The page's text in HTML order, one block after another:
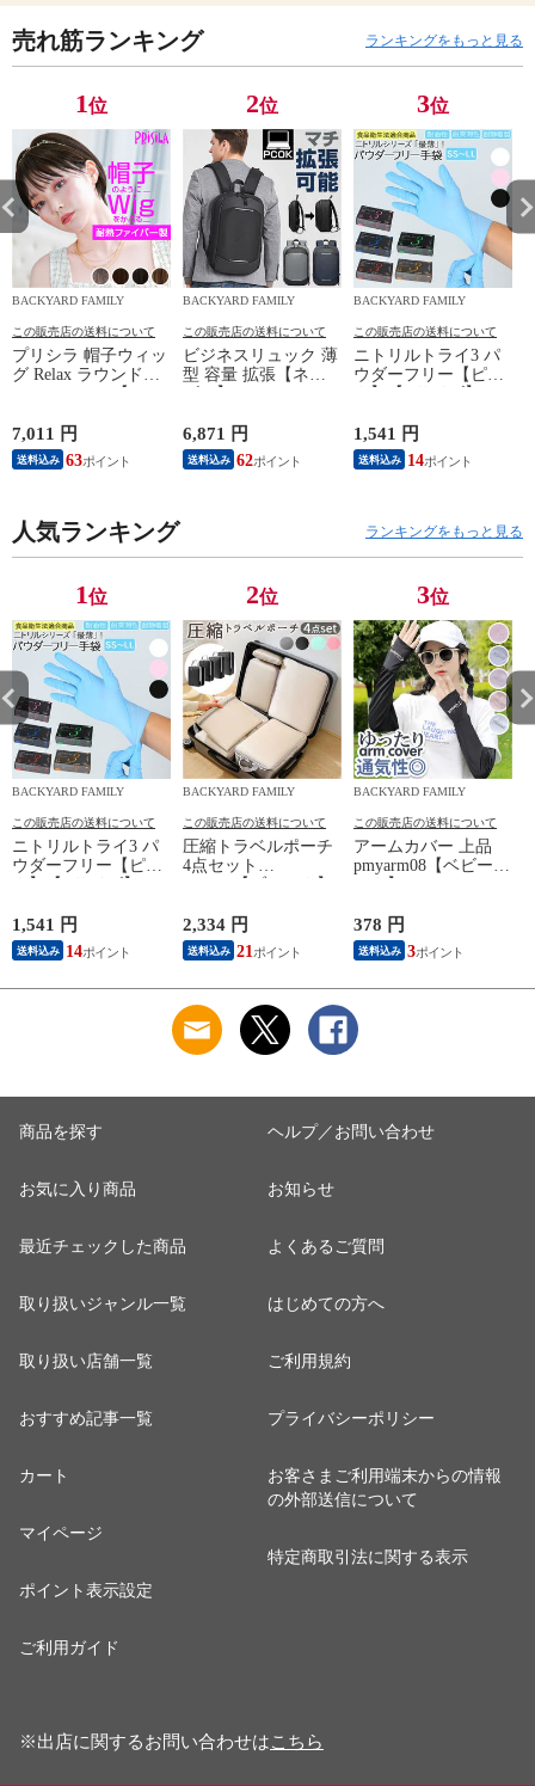
売れ筋ランキング ランキングをもっと見る
1位
BACKYARD FAMILY
この販売店の送料について
プリシラ 帽子ウィッ
グ Relax ラウンドマ
ン】
7,011 円
送料込み 63
2位
BACKYARD FAMILY
この販売店の送料について
ビジネスリュック 薄
型 容量 拡張【ネイ
6,871 円
送料込み 62
3位
BACKYARD FAMILY
この販売店の送料について
ニトリルトライ3 パ
ウダーフリー【ピン
1,541 円
送料込み 14
人気ランキング ランキングをもっと見る
1位
BACKYARD FAMILY
この販売店の送料について
ニトリルトライ3 パ
ウダーフリー【ピン
1,541 円
送料込み 14
2位
BACKYARD FAMILY
この販売店の送料について
圧縮トラベルポーチ
4点セット
2,334 円
送料込み 21
3位
BACKYARD FAMILY
この販売店の送料について
アームカバー 上品
pmyarm08【ベビーピ
378 円
送料込み 3
商品を探す
お気に入り商品
最近チェックした商品
取り扱いジャンル一覧
取り扱い店舗一覧
おすすめ記事一覧
カート
マイページ
ポイント表示設定
ご利用ガイド
ヘルプ／お問い合わせ
お知らせ
よくあるご質問
はじめての方へ
ご利用規約
プライバシーポリシー
お客さまご利用端末からの情報
の外部送信について
特定商取引法に関する表示
※出店に関するお問い合わせはこちら